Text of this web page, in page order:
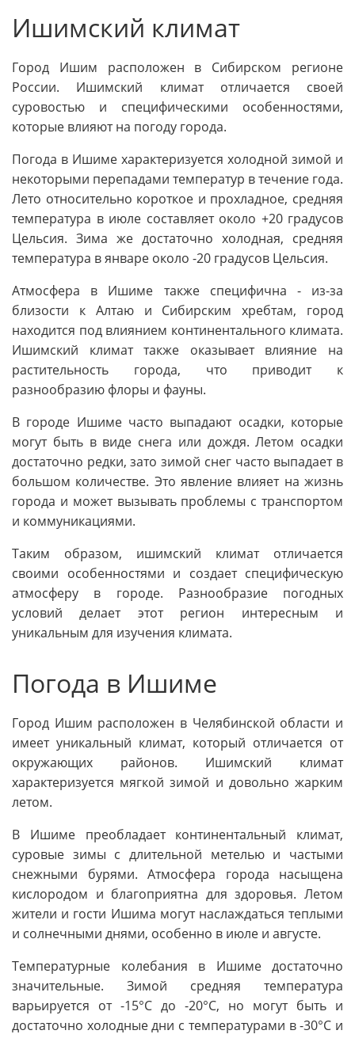
Ишимский климат
Город Ишим расположен в Сибирском регионе
России. Ишимский климат отличается своей
суровостью и специфическими особенностями,
которые влияют на погоду города.
Погода в Ишиме характеризуется холодной зимой и
некоторыми перепадами температур в течение года.
Лето относительно короткое и прохладное, средняя
температура в июле составляет около +20 градусов
Цельсия. Зима же достаточно холодная, средняя
температура в январе около -20 градусов Цельсия.
Атмосфера в Ишиме также специфична - из-за
близости к Алтаю и Сибирским хребтам, город
находится под влиянием континентального климата.
Ишимский климат также оказывает влияние на
растительность города, что приводит к
разнообразию флоры и фауны.
В городе Ишиме часто выпадают осадки, которые
могут быть в виде снега или дождя. Летом осадки
достаточно редки, зато зимой снег часто выпадает в
большом количестве. Это явление влияет на жизнь
города и может вызывать проблемы с транспортом
и коммуникациями.
Таким образом, ишимский климат отличается
своими особенностями и создает специфическую
атмосферу в городе. Разнообразие погодных
условий делает этот регион интересным и
уникальным для изучения климата.
Погода в Ишиме
Город Ишим расположен в Челябинской области и
имеет уникальный климат, который отличается от
окружающих районов. Ишимский климат
характеризуется мягкой зимой и довольно жарким
летом.
В Ишиме преобладает континентальный климат,
суровые зимы с длительной метелью и частыми
снежными бурями. Атмосфера города насыщена
кислородом и благоприятна для здоровья. Летом
жители и гости Ишима могут наслаждаться теплыми
и солнечными днями, особенно в июле и августе.
Температурные колебания в Ишиме достаточно
значительные. Зимой средняя температура
варьируется от -15°C до -20°C, но могут быть и
достаточно холодные дни с температурами в -30°C и